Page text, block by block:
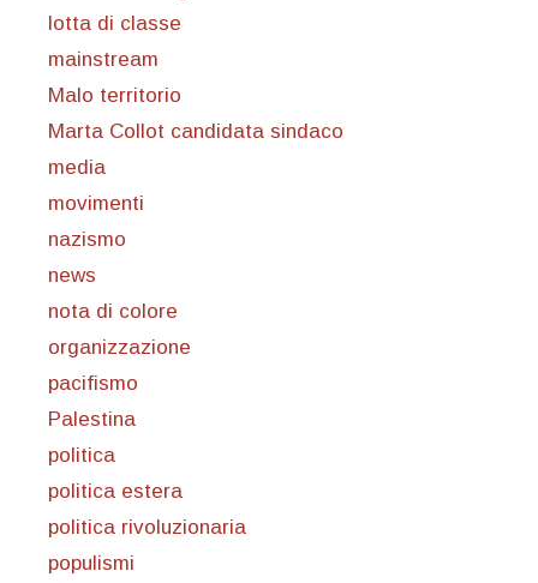
lotta di classe
mainstream
Malo territorio
Marta Collot candidata sindaco
media
movimenti
nazismo
news
nota di colore
organizzazione
pacifismo
Palestina
politica
politica estera
politica rivoluzionaria
populismi